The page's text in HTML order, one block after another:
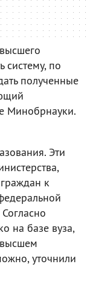
систему, по
полученные
Минобрнауки.
Эти
к
на базе вуза,
уточнили